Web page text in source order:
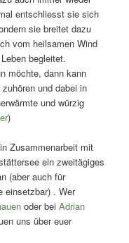
entschliesst sie sich
sie breitet dazu
vom heilsamen Wind
begleitet.
möchte, dann kann
und dabei in
und würzig
)
Zusammenarbeit mit
ein zweitägiges
(aber auch für
einsetzbar) . Wer
oder beiAdrian
uns über euer